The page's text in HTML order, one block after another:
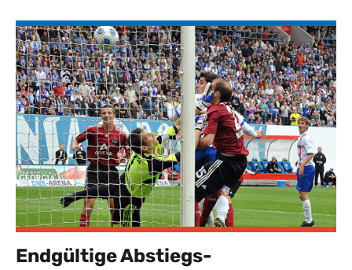
Endgültige Abstiegs-